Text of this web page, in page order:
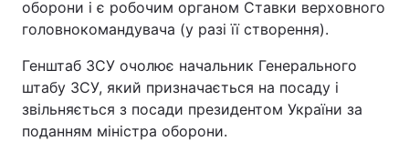
оборони і є робочим органом Ставки верховного
головнокомандувача (у разі її створення).
Генштаб ЗСУ очолює начальник Генерального
штабу ЗСУ, який призначається на посаду і
звільняється з посади президентом України за
поданням міністра оборони.